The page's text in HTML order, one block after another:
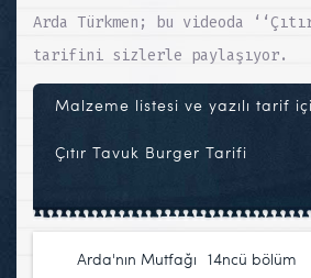
Arda Türkmen; bu videoda
tarifini sizlerle paylaşıyor.
Malzeme listesi ve yazılı tarif
Çıtır Tavuk Burger Tarifi
Arda'nın Mutfağı 14ncü bölüm